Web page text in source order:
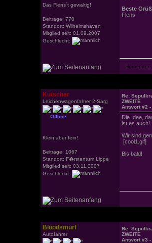
Das Flens`t gewaltig!
Beiträge: 770
Standort: Wilhelmshaven
Mitglied seit: 01.09.2007
Geschlecht:
Beste
Flens
Kutscher
Leichenwagenfahrer 2-Sarg
Offline
Klein aber fein!
Beiträge: 1067
Standort: F�rstentum Lippe
Mitglied seit: 03.11.2007
Geschlecht:
Re:
ZWEITE
Antwort #2 -
Die Idee,
ist es auch!
Wir sind
[cool1.gif]
Bis bald!
Bloodsmurf
Autofahrer
Re:
ZWEITE
Antwort #3 -